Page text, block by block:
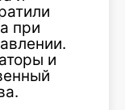
при
и